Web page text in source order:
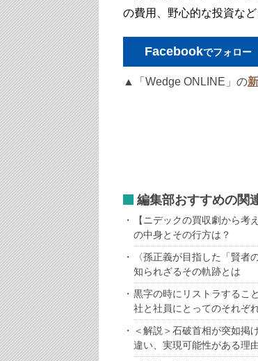
の費用、野心的な投資な
Facebookでフォロー
▲「Wedge ONLINE」の
編集部おすすめの関
【ニデックの買収劇から考
の中身とその行方は？
〈孫正義が目指した「賢者
知られざるその軌跡とは
黒字の時にリストラするこ
社と社員にとってのそれぞ
＜解説＞石破首相が突如掲
違い、実現可能性がある理